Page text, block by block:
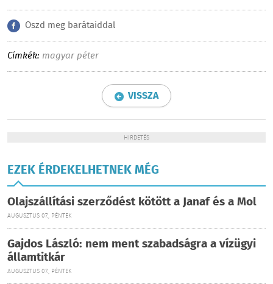
Oszd meg barátaiddal
Címkék: magyar péter
VISSZA
HIRDETÉS
EZEK ÉRDEKELHETNEK MÉG
Olajszállítási szerződést kötött a Janaf és a Mol
AUGUSZTUS 07., PÉNTEK
Gajdos László: nem ment szabadságra a vízügyi
államtitkár
AUGUSZTUS 07., PÉNTEK